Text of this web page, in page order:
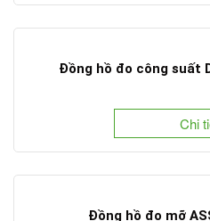
Đồng hồ đo công suất
Chi
Đồng hồ đo mỡ